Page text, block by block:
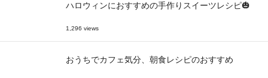
ハロウィンにおすすめの手作りスイーツレシピ🎃
1,296 views
おうちでカフェ気分、朝食レシピのおすすめ